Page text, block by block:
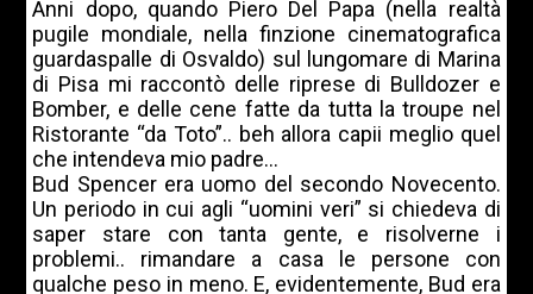
Anni dopo, quando Piero Del Papa (nella realtà
pugile mondiale, nella finzione cinematografica
guardaspalle di Osvaldo) sul lungomare di Marina
di Pisa mi raccontò delle riprese di Bulldozer e
Bomber, e delle cene fatte da tutta la troupe nel
Ristorante “da Toto”.. beh allora capii meglio quel
che intendeva mio padre...
Bud Spencer era uomo del secondo Novecento.
Un periodo in cui agli “uomini veri” si chiedeva di
saper stare con tanta gente, e risolverne i
problemi.. rimandare a casa le persone con
qualche peso in meno. E, evidentemente, Bud era